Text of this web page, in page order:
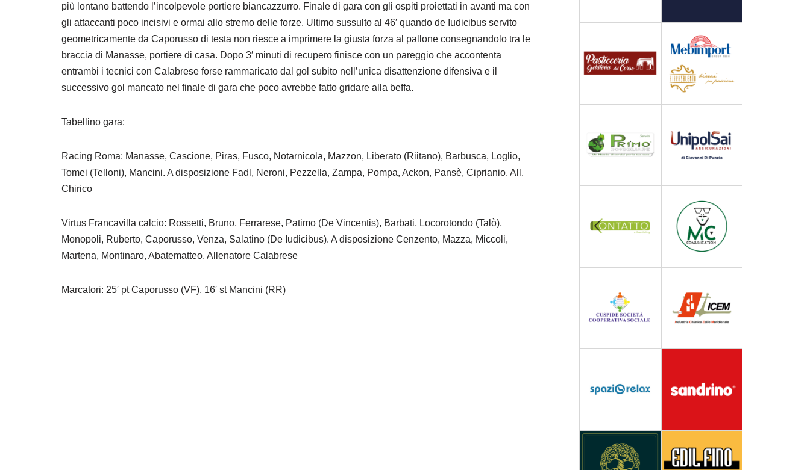
più lontano battendo l’incolpevole portiere biancazzurro. Finale di gara con gli ospiti proiettati in avanti ma con
gli attaccanti poco incisivi e ormai allo stremo delle forze. Ultimo sussulto al 46′ quando de Iudicibus servito
geometricamente da Caporusso di testa non riesce a imprimere la giusta forza al pallone consegnandolo tra le
braccia di Manasse, portiere di casa. Dopo 3′ minuti di recupero finisce con un pareggio che accontenta
entrambi i tecnici con Calabrese forse rammaricato dal gol subito nell’unica disattenzione difensiva e il
successivo gol mancato nel finale di gara che poco avrebbe fatto gridare alla beffa.
Tabellino gara:
Racing Roma: Manasse, Cascione, Piras, Fusco, Notarnicola, Mazzon, Liberato (Riitano), Barbusca, Loglio,
Tomei (Telloni), Mancini. A disposizione Fadl, Neroni, Pezzella, Zampa, Pompa, Ackon, Pansè, Ciprianio. All.
Chirico
Virtus Francavilla calcio: Rossetti, Bruno, Ferrarese, Patimo (De Vincentis), Barbati, Locorotondo (Talò),
Monopoli, Ruberto, Caporusso, Venza, Salatino (De Iudicibus). A disposizione Cenzento, Mazza, Miccoli,
Martena, Montinaro, Abatematteo. Allenatore Calabrese
Marcatori: 25′ pt Caporusso (VF), 16′ st Mancini (RR)